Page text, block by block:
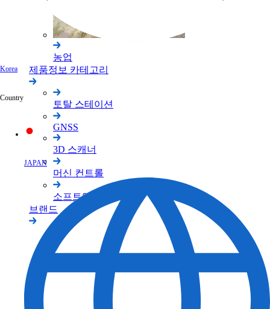
농업
제품정보 카테고리
토탈 스테이션
GNSS
3D 스캐너
머신 컨트롤
소프트웨어
브랜드
TOPCON 브랜드
SOKKIA 브랜드